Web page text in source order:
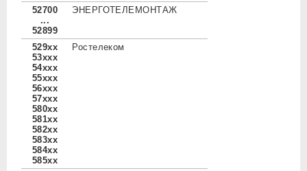
52700
...
52899
ЭНЕРГОТЕЛЕМОНТАЖ
529xx
53xxx
54xxx
55xxx
56xxx
57xxx
580xx
581xx
582xx
583xx
584xx
585xx
Ростелеком